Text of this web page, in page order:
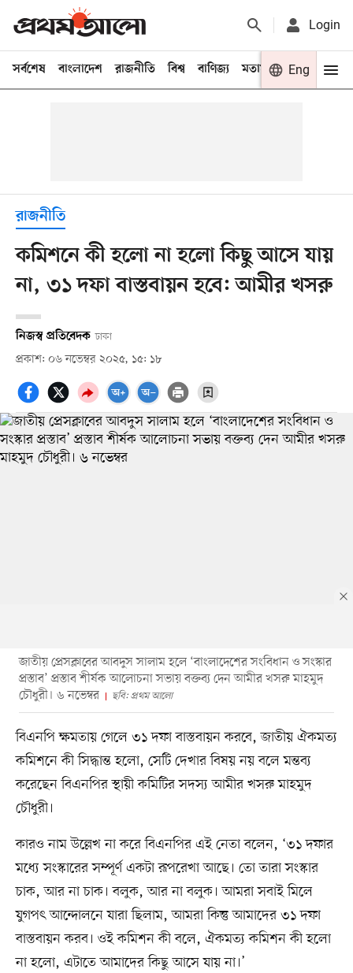
Login
সর্বশেষ বাংলাদেশ রাজনীতি বিশ্ব বাণিজ্য মতামত খেলা
Eng
রাজনীতি
কমিশনে কী হলো না হলো কিছু আসে যায়
না, ৩১ দফা বাস্তবায়ন হবে: আমীর খসরু
নিজস্ব প্রতিবেদক ঢাকা
প্রকাশ: ০৬ নভেম্বর ২০২৫, ১৫: ১৮
জাতীয় প্রেসক্লাবের আবদুস সালাম হলে ‘বাংলাদেশের সংবিধান ও সংস্কার
প্রস্তাব’ প্রস্তাব শীর্ষক আলোচনা সভায় বক্তব্য দেন আমীর খসরু মাহমুদ
চৌধুরী। ৬ নভেম্বর
ছবি: প্রথম আলো
বিএনপি ক্ষমতায় গেলে ৩১ দফা বাস্তবায়ন করবে, জাতীয় ঐকমত্য
কমিশনে কী সিদ্ধান্ত হলো, সেটি দেখার বিষয় নয় বলে মন্তব্য
করেছেন বিএনপির স্থায়ী কমিটির সদস্য আমীর খসরু মাহমুদ
চৌধুরী।
কারও নাম উল্লেখ না করে বিএনপির এই নেতা বলেন, ‘৩১ দফার
মধ্যে সংস্কারের সম্পূর্ণ একটা রূপরেখা আছে। তো তারা সংস্কার
চাক, আর না চাক। বলুক, আর না বলুক। আমরা সবাই মিলে
যুগপৎ আন্দোলনে যারা ছিলাম, আমরা কিন্তু আমাদের ৩১ দফা
বাস্তবায়ন করব। ওই কমিশন কী বলে, ঐকমত্য কমিশন কী হলো
না হলো, এটাতে আমাদের কিছু আসে যায় না।’